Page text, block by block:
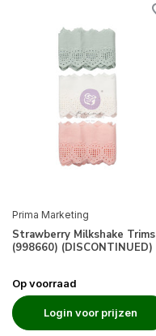
Prima Marketing
Strawberry Milkshake Trims
(998660) (DISCONTINUED)
Op voorraad
Login voor prijzen